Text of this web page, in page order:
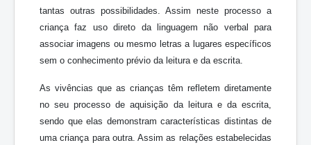
tantas outras possibilidades. Assim neste processo a
criança faz uso direto da linguagem não verbal para
associar imagens ou mesmo letras a lugares específicos
sem o conhecimento prévio da leitura e da escrita.
As vivências que as crianças têm refletem diretamente
no seu processo de aquisição da leitura e da escrita,
sendo que elas demonstram características distintas de
uma criança para outra. Assim as relações estabelecidas